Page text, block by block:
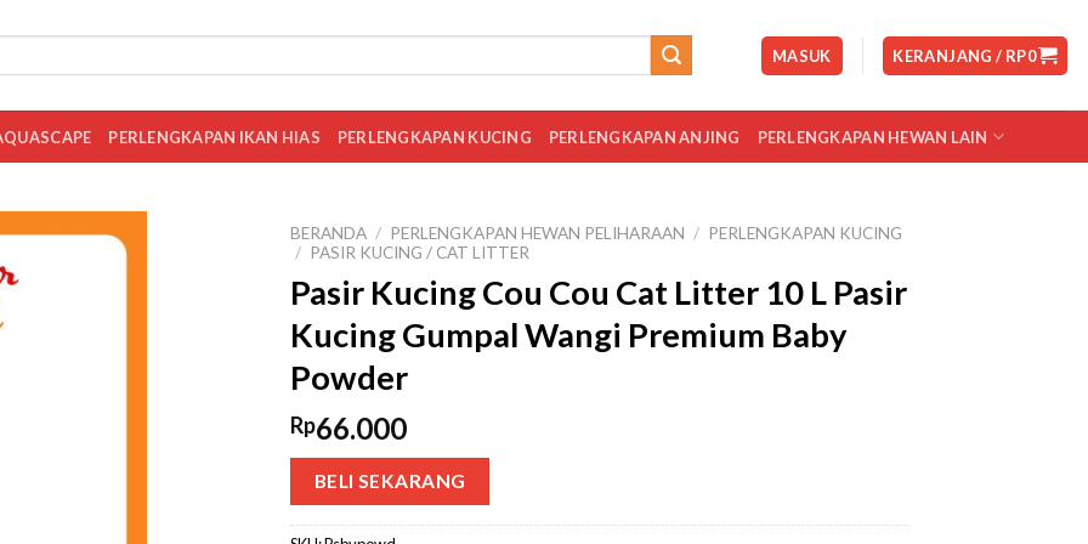
MASUK KERANJANG / RP0
PERLENGKAPAN IKAN HIAS PERLENGKAPAN KUCING PERLENGKAPAN ANJING PERLENGKAPAN HEWAN LAIN
BERANDA / PERLENGKAPAN HEWAN PELIHARAAN / PERLENGKAPAN KUCING
/ PASIR KUCING / CAT LITTER
Pasir Kucing Cou Cou Cat Litter 10 L Pasir
Kucing Gumpal Wangi Premium Baby
Powder
Rp66.000
BELI SEKARANG